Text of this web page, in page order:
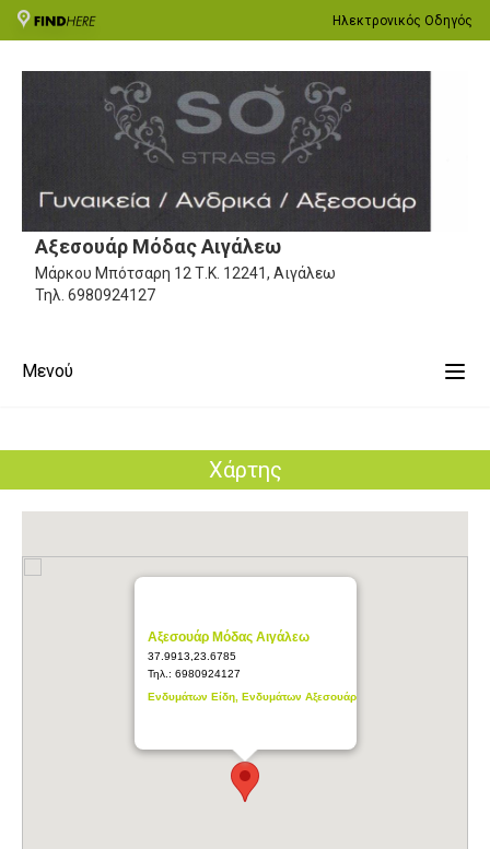
Ηλεκτρονικός Οδηγός
Αξεσουάρ Μόδας Αιγάλεω
Μάρκου Μπότσαρη 12 Τ.Κ. 12241, Αιγάλεω
Τηλ. 6980924127
Μενού
Χάρτης
Αξεσουάρ Μόδας Αιγάλεω
37.9913,23.6785
Τηλ.: 6980924127
Ενδυμάτων Είδη, Ενδυμάτων Αξεσουάρ